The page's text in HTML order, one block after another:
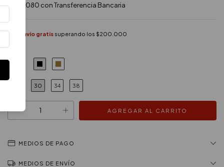
$100.080 conTransferencia Bancaria
Envío gratis superando los $200.000
30 34 38
MEDIOS DE PAGO
MEDIOS DE ENVÍO